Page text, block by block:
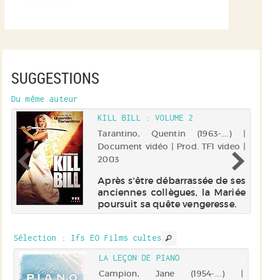
SUGGESTIONS
Du même auteur
KILL BILL : VOLUME 2
Tarantino, Quentin (1963-....) |
Document vidéo | Prod. TF1 video |
2003
Après s'être débarrassée de ses
anciennes collègues, la Mariée
poursuit sa quête vengeresse.
Sélection : Ifs EO Films cultes
LA LEÇON DE PIANO
Campion, Jane (1954-....) |